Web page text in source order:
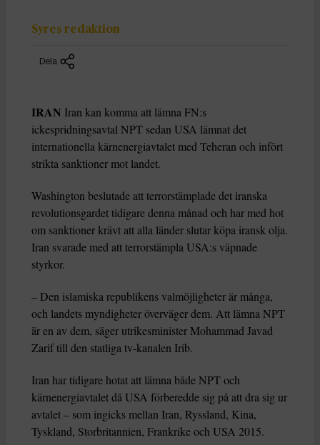
Syres redaktion
Dela
IRAN Iran kan komma att lämna FN:s
ickespridningsavtal NPT sedan USA lämnat det
internationella kärnenergiavtalet med Teheran och infört
strikta sanktioner mot landet.
Washington beslutade att terrorstämplade det iranska
revolutionsgardet tidigare denna månad och har med hot
om sanktioner krävt att alla länder slutar köpa iransk olja.
Iran svarade med att terrorstämpla USA:s väpnade
styrkor.
– Den islamiska republikens valmöjligheter är många,
och landets myndigheter överväger dem. Att lämna NPT
är en av dem, säger utrikesminister Mohammad Javad
Zarif till den statliga tv-kanalen Irib.
Iran har tidigare hotat att lämna både NPT och
kärnenergiavtalet då USA förberedde sig på att dra sig ur
avtalet – som ingicks mellan Iran, Ryssland, Kina,
Tyskland, Storbritannien, Frankrike och USA 2015.